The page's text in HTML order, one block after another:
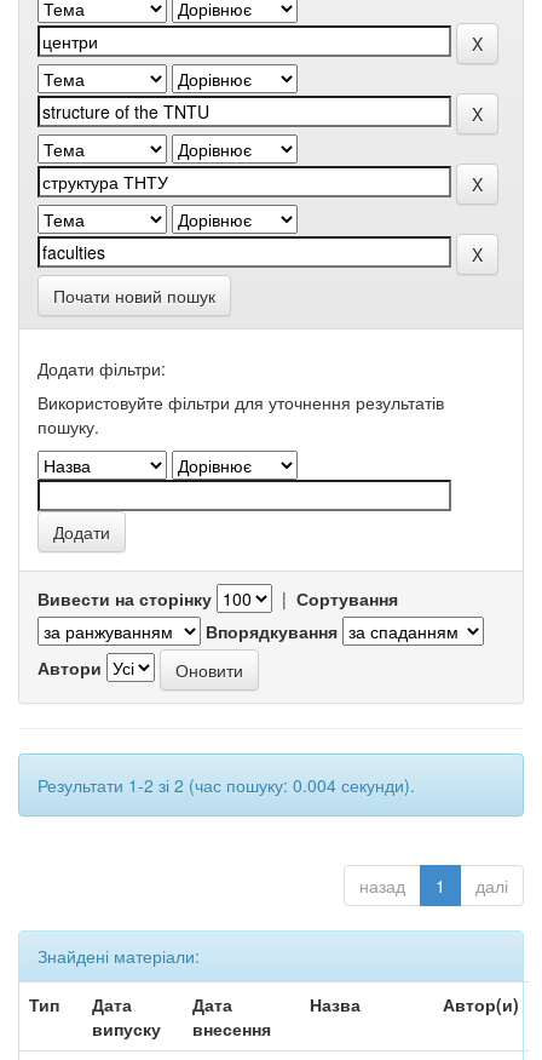
Почати новий пошук
Додати фільтри:
Використовуйте фільтри для уточнення результатів
пошуку.
Вивести на сторінку | Сортування
Впорядкування
Автори
Результати 1-2 зі 2 (час пошуку: 0.004 секунди).
назад 1 далі
Знайдені матеріали:
Тип
Дата
випуску
Дата
внесення
Назва Автор(и)